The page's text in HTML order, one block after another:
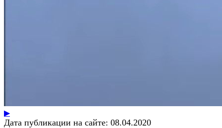
▶
Дата публикации на сайте: 08.04.2020